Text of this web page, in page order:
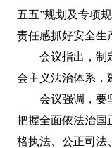
五五”规划及专项
责任感抓好安全生
会议指出，制
会主义法治体系，
会议强调，要
把握全面依法治国
格执法、公正司法